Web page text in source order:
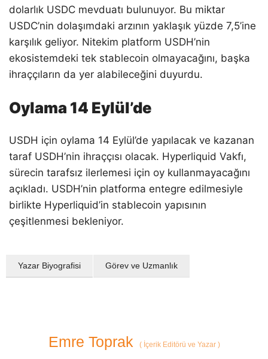
dolarlık USDC mevduatı bulunuyor. Bu miktar
USDC’nin dolaşımdaki arzının yaklaşık yüzde 7,5’ine
karşılık geliyor. Nitekim platform USDH’nin
ekosistemdeki tek stablecoin olmayacağını, başka
ihraççıların da yer alabileceğini duyurdu.
Oylama 14 Eylül’de
USDH için oylama 14 Eylül’de yapılacak ve kazanan
taraf USDH’nin ihraççısı olacak. Hyperliquid Vakfı,
sürecin tarafsız ilerlemesi için oy kullanmayacağını
açıkladı. USDH’nin platforma entegre edilmesiyle
birlikte Hyperliquid’in stablecoin yapısının
çeşitlenmesi bekleniyor.
Yazar Biyografisi Görev ve Uzmanlık
Emre Toprak (İçerik Editörü ve Yazar )